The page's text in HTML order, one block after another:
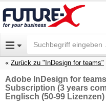
Zurück zu "InDesign for teams"
Adobe InDesign for
Subscription (3 years
Englisch (50-99 Lizenzen)